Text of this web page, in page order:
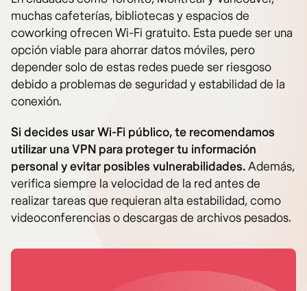
muchas cafeterías, bibliotecas y espacios de
coworking ofrecen Wi-Fi gratuito. Esta puede ser una
opción viable para ahorrar datos móviles, pero
depender solo de estas redes puede ser riesgoso
debido a problemas de seguridad y estabilidad de la
conexión.
Si decides usar Wi-Fi público, te recomendamos
utilizar una VPN para proteger tu información
personal y evitar posibles vulnerabilidades.Además,
verifica siempre la velocidad de la red antes de
realizar tareas que requieran alta estabilidad, como
videoconferencias o descargas de archivos pesados.